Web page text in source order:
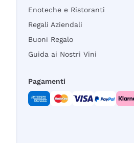
Enoteche e Ristoranti
Regali Aziendali
Buoni Regalo
Guida ai Nostri Vini
Pagamenti